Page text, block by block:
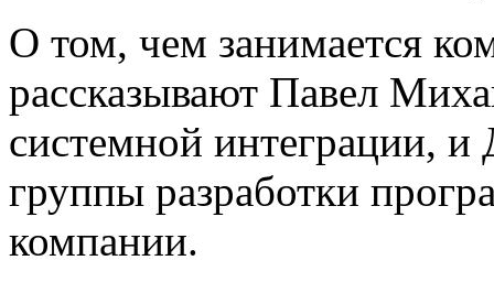
О том, чем занимается
рассказывают Павел
системной интеграции,
группы разработки
компании.